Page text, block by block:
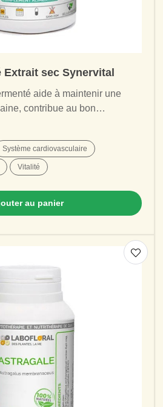
sec Synervital
une
Système cardiovasculaire
Vitalité
au panier